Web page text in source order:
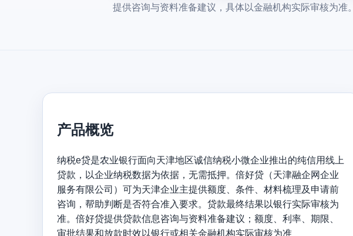
提供咨询与资料准备建议，具体以金融机构实际审核为准。
产品概览
纳税e贷是农业银行面向天津地区诚信纳税小微企业推出的纯信用线上
贷款，以企业纳税数据为依据，无需抵押。倍好贷（天津融企网企业
服务有限公司）可为天津企业主提供额度、条件、材料梳理及申请前
咨询，帮助判断是否符合准入要求。贷款最终结果以银行实际审核为
准。倍好贷提供贷款信息咨询与资料准备建议；额度、利率、期限、
审批结果和放款时效以银行或相关金融机构实际审核为准